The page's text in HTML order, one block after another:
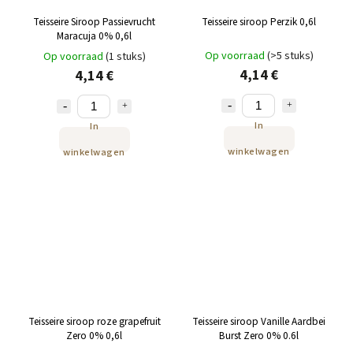
Teisseire Siroop Passievrucht
Maracuja 0% 0,6l
Op voorraad (1 stuks)
4,14 €
In
winkelwagen
Teisseire siroop Perzik 0,6l
Op voorraad (>5 stuks)
4,14 €
In
winkelwagen
Teisseire siroop roze grapefruit
Zero 0% 0,6l
Teisseire siroop Vanille Aardbei
Burst Zero 0% 0.6l